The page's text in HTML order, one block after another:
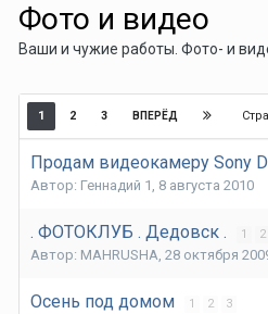
Фото и видео
Ваши и чужие работы. Фото- и
1 2 3 ВПЕРЁД
Продам видеокамеру Sony
Автор: Геннадий 1 , 8 августа 2010
. ФОТОКЛУБ . Дедовск . 1 2
Автор: MAHRUSHA, 28 октября
Осень под домом 1 2 3